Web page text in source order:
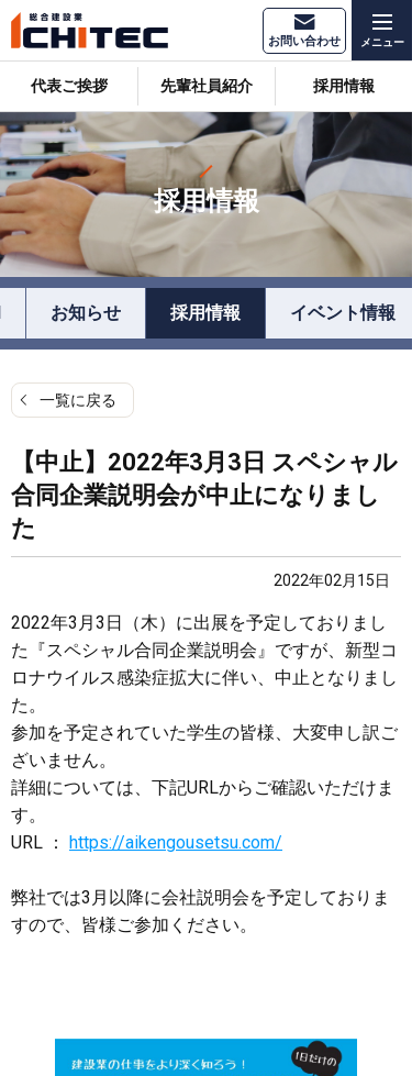
お問い合わせ
代表ご挨拶 先輩社員紹介 採用情報
採用情報
お知らせ 採用情報 イベント情報
一覧に戻る
【中止】2022年3月3日 スペシャル
合同企業説明会が中止になりまし
た
2022年02月15日
2022年3月3日（木）に出展を予定しておりまし
た『スペシャル合同企業説明会』ですが、新型コ
ロナウイルス感染症拡大に伴い、中止となりまし
た。
参加を予定されていた学生の皆様、大変申し訳ご
ざいません。
詳細については、下記URLからご確認いただけま
す。
URL ： https://aikengousetsu.com/
弊社では3月以降に会社説明会を予定しておりま
すので、皆様ご参加ください。